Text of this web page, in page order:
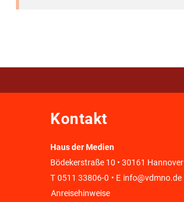
Kontakt
Haus der Medien
Bödekerstraße 10 • 30161 Hannover
T 0511 33806-0 • E info@vdmno.de
Anreisehinweise